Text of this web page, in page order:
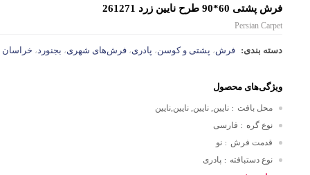
ساروق
قم
فرش‌های عشایری و روستایی
شیراز
ملایر
هریس
فرش پشتی 60*90 طرح نایین زرد 261271
Persian Carpet
دسته بندی: فرش، پشتی و کوسن، پادری،فرش‌های شهری، بجنورد، خراسان
ویژگی‌های محصول
محل بافت : نایین, نایین, نایین,نایین
نوع گره
: فارسی
قدمت فرش
: نو
نوع دستبافته
: پادری